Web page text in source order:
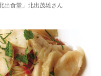
出食堂」北出茂雄さん